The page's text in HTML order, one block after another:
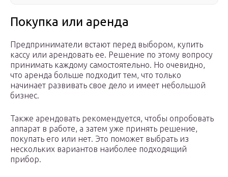
Покупка или аренда
Предприниматели встают перед выбором, купить
кассу или арендовать ее. Решение по этому вопросу
принимать каждому самостоятельно. Но очевидно,
что аренда больше подходит тем, что только
начинает развивать свое дело и имеет небольшой
бизнес.
Также арендовать рекомендуется, чтобы опробовать
аппарат в работе, а затем уже принять решение,
покупать его или нет. Это поможет выбрать из
нескольких вариантов наиболее подходящий
прибор.